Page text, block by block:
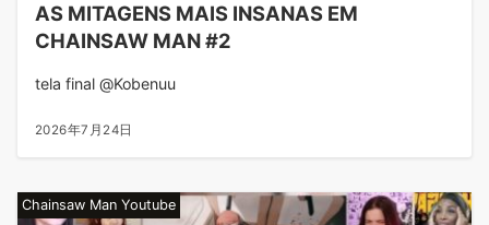
AS MITAGENS MAIS INSANAS EM
CHAINSAW MAN #2
tela final @Kobenuu
2026年7月24日
Chainsaw Man Youtube